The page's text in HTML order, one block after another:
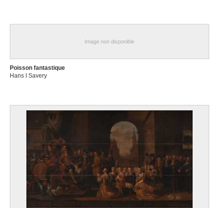
Image non disponible
Poisson fantastique
Hans I Savery